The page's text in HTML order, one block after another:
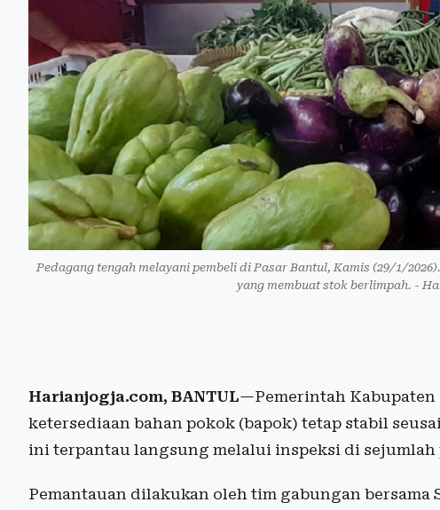
Pedagang tengah melayani pembeli di Pasar Bantul, Kamis (29/1/
yang membuat stok berlimpah. -
Harianjogja.com, BANTUL—Pemerintah Kabupaten
ketersediaan bahan pokok (bapok) tetap stabil
ini terpantau langsung melalui inspeksi di sejumlah
Pemantauan dilakukan oleh tim gabungan bersama